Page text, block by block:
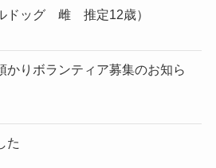
ドッグ 雌 推定12歳）
かりボランティア募集のお知ら
た